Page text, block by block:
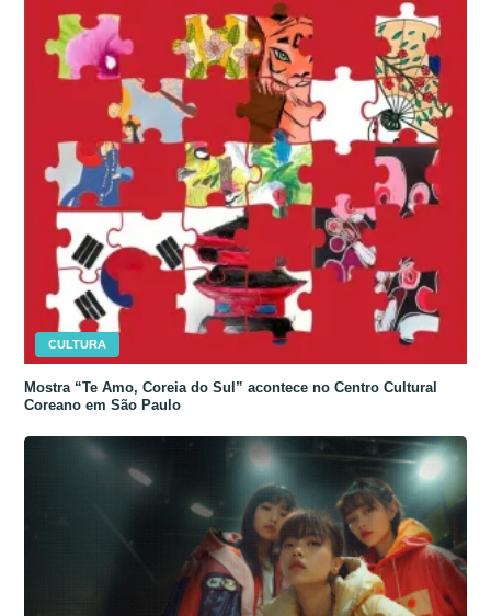
CULTURA
Mostra “Te Amo, Coreia do Sul” acontece no Centro Cultural
Coreano em São Paulo